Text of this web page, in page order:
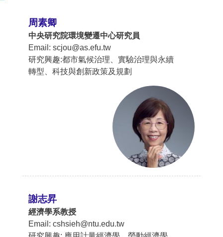
周素卿
中央研究院環境變遷中心研究員
Email: scjou@as.efu.tw
研究興趣:都市氣候治理、實驗治理與永續
轉型、科技與創新政策及規劃
謝志昇
經濟學系教授
Email: cshsieh@ntu.edu.tw